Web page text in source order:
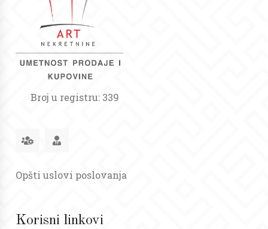
Broj u registru: 339
Opšti uslovi poslovanja
Korisni linkovi